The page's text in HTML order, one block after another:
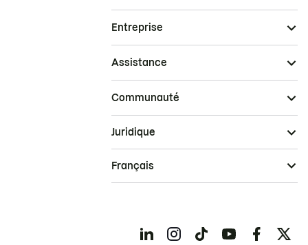
Entreprise
Assistance
Communauté
Juridique
Français